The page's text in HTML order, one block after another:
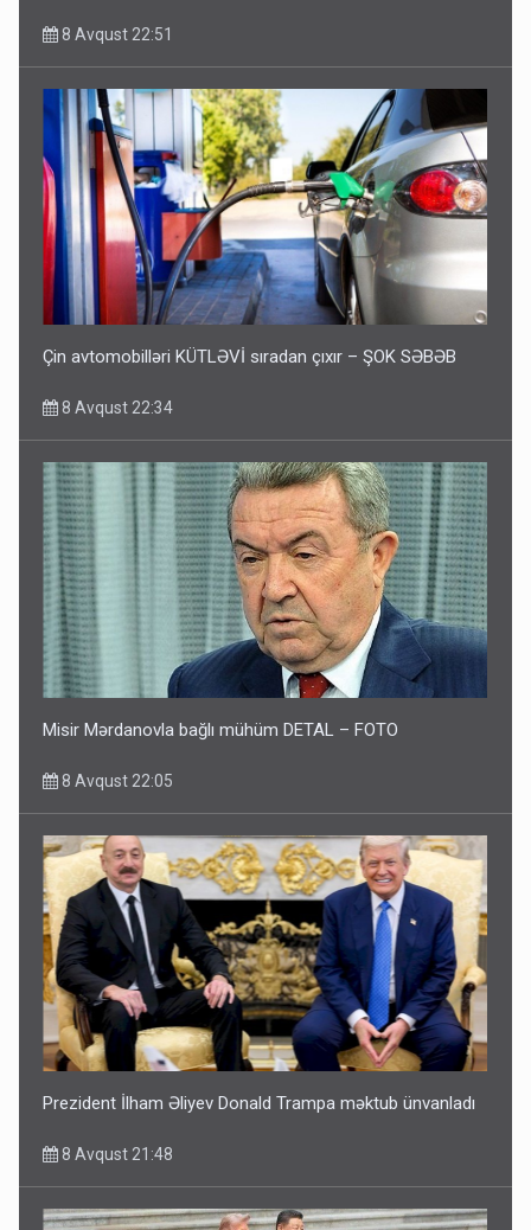
8 Avqust 22:51
Çin avtomobilləri KÜTLƏVİ sıradan çıxır – ŞOK SƏBƏB
8 Avqust 22:34
Misir Mərdanovla bağlı mühüm DETAL – FOTO
8 Avqust 22:05
Prezident İlham Əliyev Donald Trampa məktub ünvanladı
8 Avqust 21:48